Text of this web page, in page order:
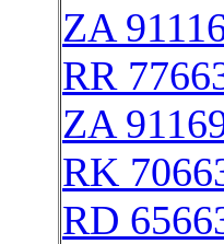
ZA
RR
ZA
RK
RD